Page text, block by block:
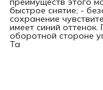
быстрое снятие; -
сохранение
имеет синий
оборотной стороне
Та